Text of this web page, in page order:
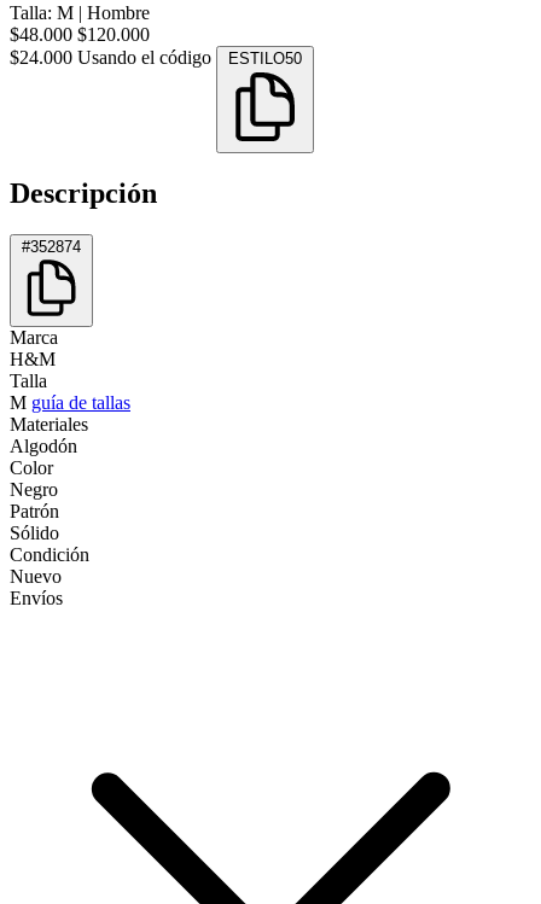
Talla: M | Hombre
$48.000 $120.000
$24.000 Usando el código ESTILO50
Descripción
#352874
Marca
H&M
Talla
M guía de tallas
Materiales
Algodón
Color
Negro
Patrón
Sólido
Condición
Nuevo
Envíos